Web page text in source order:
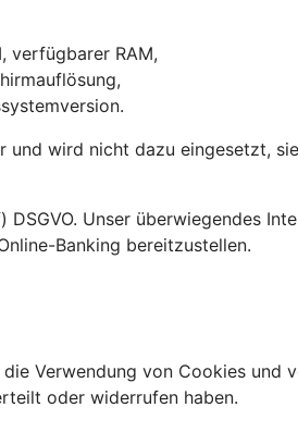
verfügbarer RAM,
wird nicht dazu eingesetzt,
Unser überwiegendes
Banking bereitzustellen.
Verwendung von Cookies
oder widerrufen haben.